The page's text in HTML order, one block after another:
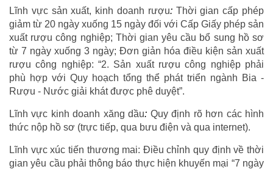
Lĩnh vực sản xuất, kinh doanh rượu: Thời gian cấp phép
giảm từ 20 ngày xuống 15 ngày đối với Cấp Giấy phép sản
xuất rượu công nghiệp; Thời gian yêu cầu bổ sung hồ sơ
từ 7 ngày xuống 3 ngày; Đơn giản hóa điều kiện sản xuất
rượu công nghiệp: “2. Sản xuất rượu công nghiệp phải
phù hợp với Quy hoạch tổng thể phát triển ngành Bia -
Rượu - Nước giải khát được phê duyệt”.
Lĩnh vực kinh doanh xăng dầu: Quy định rõ hơn các hình
thức nộp hồ sơ (trực tiếp, qua bưu điện và qua internet).
Lĩnh vực xúc tiến thương mai: Điều chỉnh quy định về thời
gian yêu cầu phải thông báo thực hiện khuyến mại “7 ngày